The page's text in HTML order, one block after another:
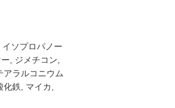
ソプロパノー
, ジメチコン,
アラルコニウム
化鉄, マイカ,